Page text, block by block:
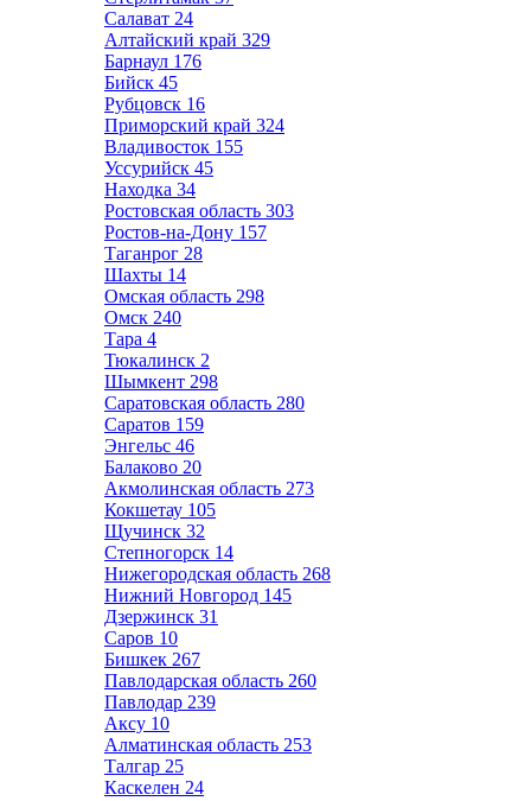
Салават 24
Алтайский край 329
Барнаул 176
Бийск 45
Рубцовск 16
Приморский край 324
Владивосток 155
Уссурийск 45
Находка 34
Ростовская область 303
Ростов-на-Дону 157
Таганрог 28
Шахты 14
Омская область 298
Омск 240
Тара 4
Тюкалинск 2
Шымкент 298
Саратовская область 280
Саратов 159
Энгельс 46
Балаково 20
Акмолинская область 273
Кокшетау 105
Щучинск 32
Степногорск 14
Нижегородская область 268
Нижний Новгород 145
Дзержинск 31
Саров 10
Бишкек 267
Павлодарская область 260
Павлодар 239
Аксу 10
Алматинская область 253
Талгар 25
Каскелен 24